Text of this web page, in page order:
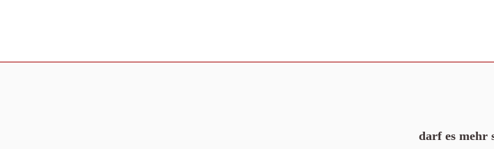
darf es mehr